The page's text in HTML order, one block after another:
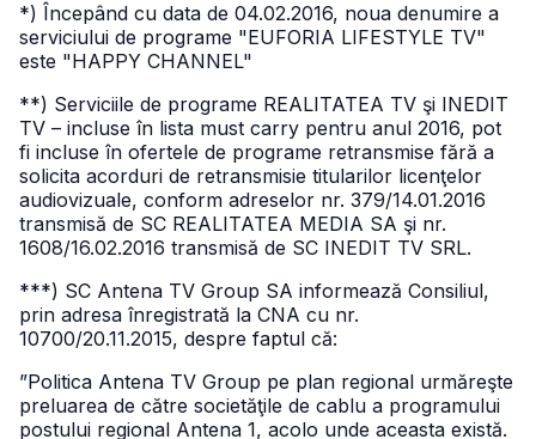
*) Începând cu data de 04.02.2016, noua denumire a
serviciului de programe "EUFORIA LIFESTYLE TV"
este "HAPPY CHANNEL"
**) Serviciile de programe REALITATEA TV şi INEDIT
TV – incluse în lista must carry pentru anul 2016, pot
fi incluse în ofertele de programe retransmise fără a
solicita acorduri de retransmisie titularilor licenţelor
audiovizuale, conform adreselor nr. 379/14.01.2016
transmisă de SC REALITATEA MEDIA SA şi nr.
1608/16.02.2016 transmisă de SC INEDIT TV SRL.
***) SC Antena TV Group SA informează Consiliul,
prin adresa înregistrată la CNA cu nr.
10700/20.11.2015, despre faptul că:
”Politica Antena TV Group pe plan regional urmăreşte
preluarea de către societăţile de cablu a programului
postului regional Antena 1, acolo unde aceasta există.